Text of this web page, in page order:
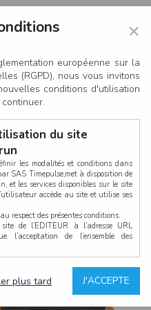
×
européenne sur la
(RGPD), nous vous invitons
conditions d'utilisation
du site
les modalités et conditions dans
SAS Timepulse,met à disposition de
et les services disponibles sur le site
accède au site et utilise ses
respect des présentes conditions.
de l’EDITEUR à l’adresse URL
l’acceptation de l’ensemble des
par quelque procédé que ce
de Fourcherot Mickael et/ou de ses
J'ACCEPTE
plus tard